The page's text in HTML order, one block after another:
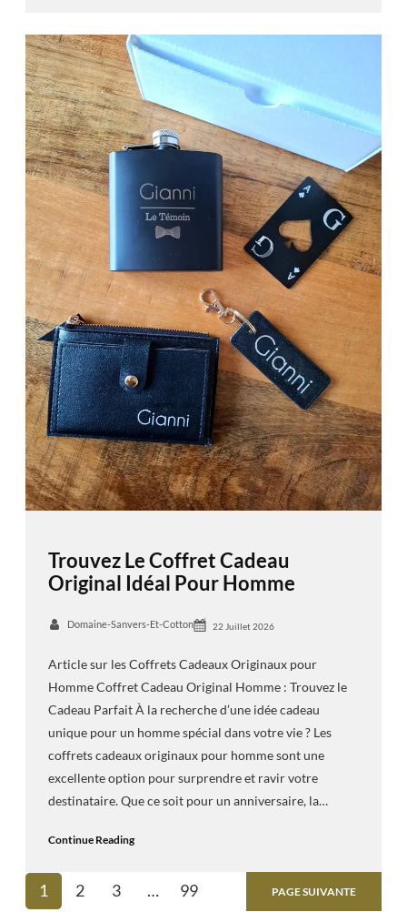
Trouvez Le Coffret Cadeau
Original Idéal Pour Homme
Domaine-Sanvers-Et-Cotton 22 Juillet 2026
Article sur les Coffrets Cadeaux Originaux pour
Homme Coffret Cadeau Original Homme : Trouvez le
Cadeau Parfait À la recherche d’une idée cadeau
unique pour un homme spécial dans votre vie ? Les
coffrets cadeaux originaux pour homme sont une
excellente option pour surprendre et ravir votre
destinataire. Que ce soit pour un anniversaire, la…
Continue Reading
1 2 3 … 99 PAGE SUIVANTE